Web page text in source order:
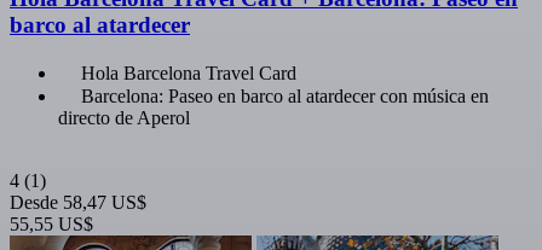
barco al atardecer
Hola Barcelona Travel Card
Barcelona: Paseo en barco al atardecer con música en
directo de Aperol
4 (1)
Desde 58,47 US$
55,55 US$